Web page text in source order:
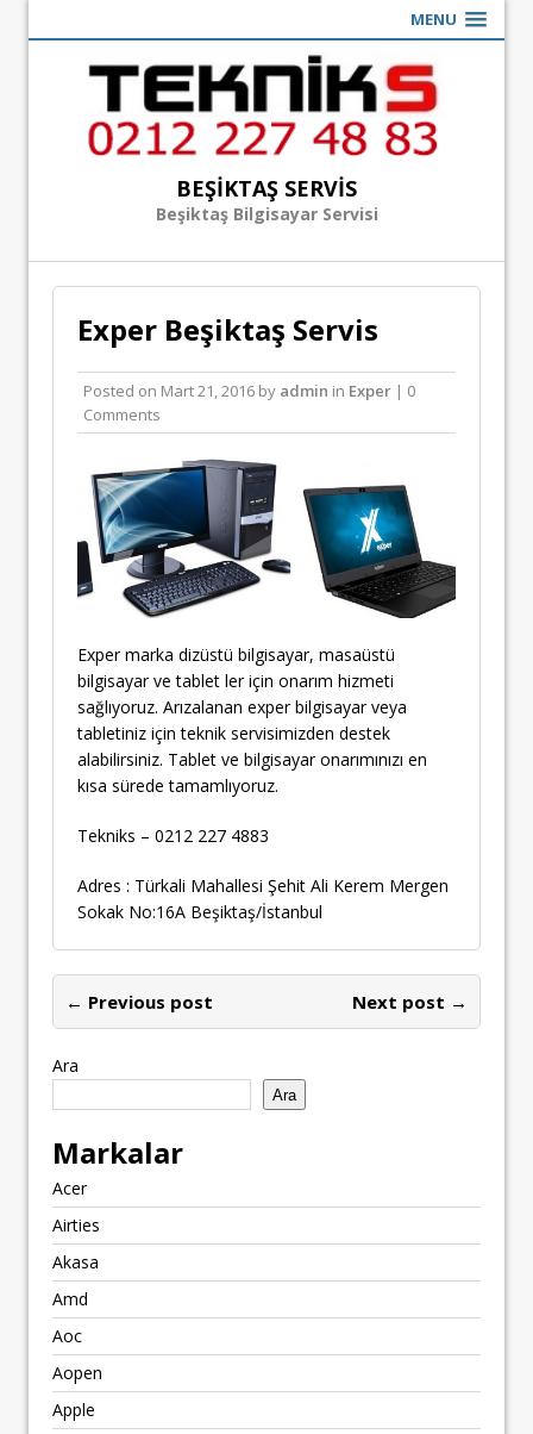
MENU
BEŞIKTAŞ SERVIS
Beşiktaş Bilgisayar Servisi
Exper Beşiktaş Servis
Posted on Mart 21, 2016 by admin in Exper | 0
Comments
Exper marka dizüstü bilgisayar, masaüstü
bilgisayar ve tablet ler için onarım hizmeti
sağlıyoruz. Arızalanan exper bilgisayar veya
tabletiniz için teknik servisimizden destek
alabilirsiniz. Tablet ve bilgisayar onarımınızı en
kısa sürede tamamlıyoruz.
Tekniks – 0212 227 4883
Adres : Türkali Mahallesi Şehit Ali Kerem Mergen
Sokak No:16A Beşiktaş/İstanbul
← Previous post Next post →
Ara
Ara
Markalar
Acer
Airties
Akasa
Amd
Aoc
Aopen
Apple